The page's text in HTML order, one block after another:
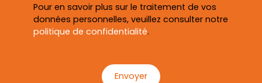
Pour en savoir plus sur le traitement de vos
données personnelles, veuillez consulter notre
politique de confidentialité.
Envoyer